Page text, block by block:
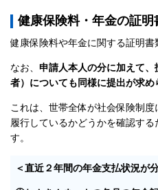
健康保険料・年金の証明
健康保険料や年金に関する証明書
なお、 申請人本人の分に加えて
者）についても同様に提出が求め
これは、世帯全体が社会保険制
履行しているかどうかを確認す
す。
＜直近２年間の年金支払状況が